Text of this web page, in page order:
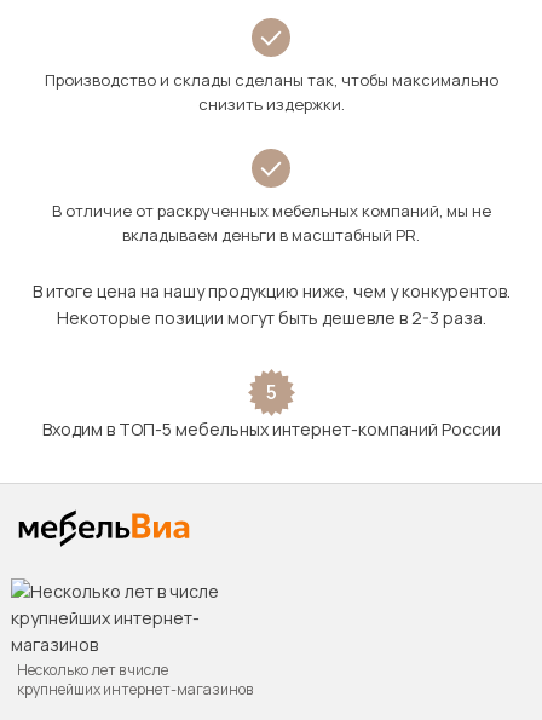
Производство и склады сделаны так, чтобы максимально
снизить издержки.
В отличие от раскрученных мебельных компаний, мы не
вкладываем деньги в масштабный PR.
В итоге цена на нашу продукцию ниже, чем у конкурентов.
Некоторые позиции могут быть дешевле в 2-3 раза.
5
Входим в ТОП-5 мебельных интернет-компаний России
Несколько лет в числе
крупнейших интернет-магазинов